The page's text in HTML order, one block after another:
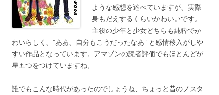
ような感想を述べていますが、実際
身もだえするくらいかわいいです。
主役の少年と少女どちらも純粋でか
わいらしく、”ああ、自分もこうだったなあ” と感情移入がしや
すい作品となっています。アマゾンの読者評価でもほとんどが
星五つをつけていますね。
誰でもこんな時代があったのでしょうね、ちょっと昔のノスタ